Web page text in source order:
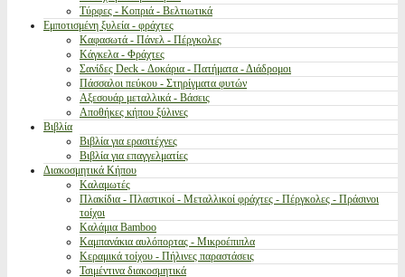
Τύρφες - Κοπριά - Βελτιωτικά
Εμποτισμένη ξυλεία - φράχτες
Καφασωτά - Πάνελ - Πέργκολες
Κάγκελα - Φράχτες
Σανίδες Deck - Δοκάρια - Πατήματα - Διάδρομοι
Πάσσαλοι πεύκου - Στηρίγματα φυτών
Αξεσουάρ μεταλλικά - Βάσεις
Αποθήκες κήπου ξύλινες
Βιβλία
Βιβλία για ερασιτέχνες
Βιβλία για επαγγελματίες
Διακοσμητικά Κήπου
Καλαμωτές
Πλακίδια - Πλαστικοί - Μεταλλικοί φράχτες - Πέργκολες - Πράσινοι
τοίχοι
Καλάμια Bamboo
Καμπανάκια αυλόπορτας - Μικροέπιπλα
Κεραμικά τοίχου - Πήλινες παραστάσεις
Τσιμέντινα διακοσμητικά